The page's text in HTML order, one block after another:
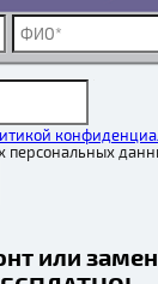
персональных
или